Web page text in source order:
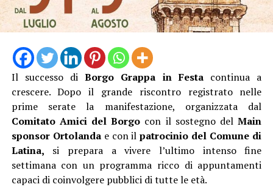
dalle 21:20 alle 23:00 l’ Osservazione guidata del cielo
stellato con gli esperti dell’APA.
Biglietto 10 euro.
Il successo diBorgo Grappa in Festacontinua a
crescere. Dopo il grande riscontro registrato nelle
prime serate la manifestazione, organizzata dal
Comitato Amici del Borgo con il sostegno delMain
sponsor Ortolandae con ilpatrocinio del Comune di
Latina, si prepara a vivere l’ultimo intenso fine
settimana con un programma ricco di appuntamenti
capaci di coinvolgere pubblici di tutte le età.